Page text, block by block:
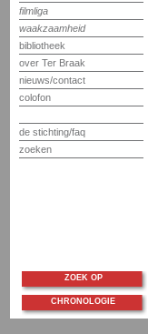
filmliga
waakzaamheid
bibliotheek
over Ter Braak
nieuws/contact
colofon
de stichting/faq
zoeken
ZOEK OP
CHRONOLOGIE